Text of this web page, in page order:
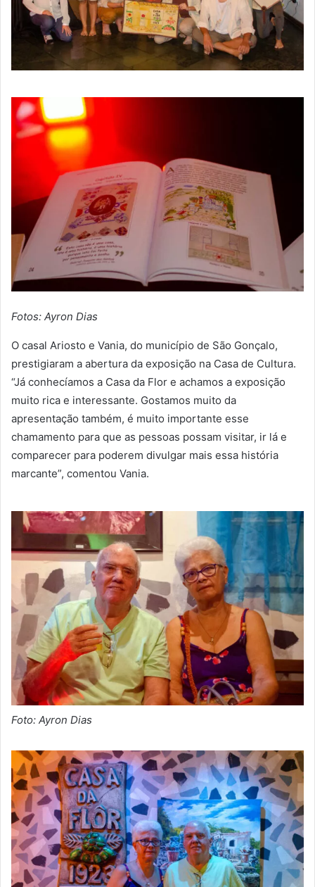
Fotos: Ayron Dias
O casal Ariosto e Vania, do município de São Gonçalo,
prestigiaram a abertura da exposição na Casa de Cultura.
“Já conhecíamos a Casa da Flor e achamos a exposição
muito rica e interessante. Gostamos muito da
apresentação também, é muito importante esse
chamamento para que as pessoas possam visitar, ir lá e
comparecer para poderem divulgar mais essa história
marcante”, comentou Vania.
Foto: Ayron Dias